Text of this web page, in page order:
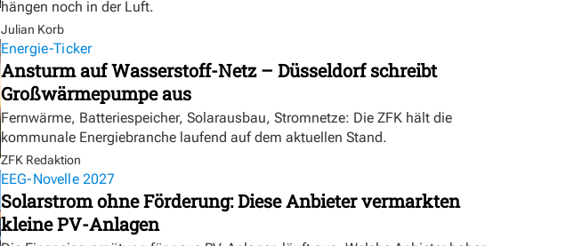
hängen noch in der Luft.
Julian Korb
Energie-Ticker
Ansturm auf Wasserstoff-Netz – Düsseldorf schreibt
Großwärmepumpe aus
Fernwärme, Batteriespeicher, Solarausbau, Stromnetze: Die ZFK hält die
kommunale Energiebranche laufend auf dem aktuellen Stand.
ZFK Redaktion
EEG-Novelle 2027
Solarstrom ohne Förderung: Diese Anbieter vermarkten
kleine PV-Anlagen